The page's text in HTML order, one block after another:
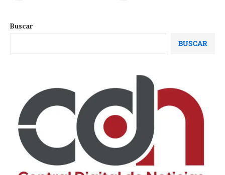
Buscar
BUSCAR